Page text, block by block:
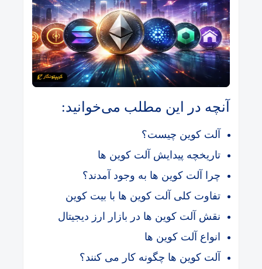
آنچه در این مطلب می‌خوانید:
آلت کوین چیست؟
تاریخچه پیدایش آلت کوین ها
چرا آلت کوین ها به وجود آمدند؟
تفاوت کلی آلت کوین ها با بیت کوین
نقش آلت کوین ها در بازار ارز دیجیتال
انواع آلت کوین ها
آلت کوین ها چگونه کار می کنند؟